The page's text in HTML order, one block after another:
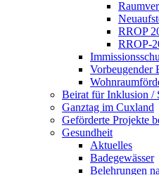
RROP
RROP-
Vorbeugender
Beirat für Inklusion /
Ganztag im Cuxland
Geförderte Projekte
Gesundheit
Aktuelles
Badegewässer
Belehrungen